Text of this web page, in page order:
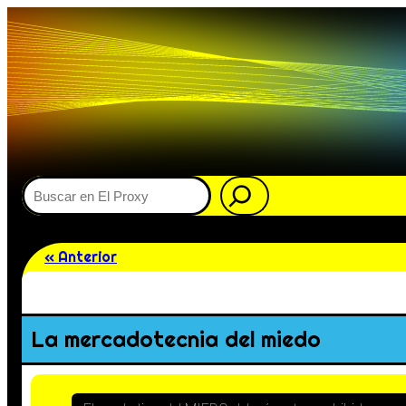
Buscar
« Anterior
La mercadotecnia del miedo